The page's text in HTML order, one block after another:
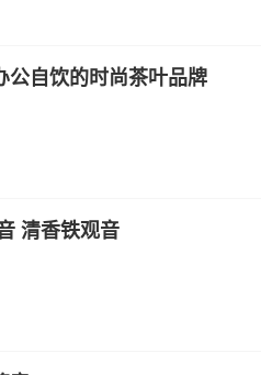
公自饮的时尚茶叶品牌
清香铁观音